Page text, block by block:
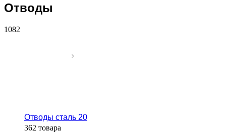
Отводы
1082
Отводы сталь 20
362 товара